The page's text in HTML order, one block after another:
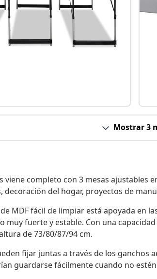
Mostrar 3
viene completo con 3 mesas ajustables
decoración del hogar, proyectos de
MDF fácil de limpiar está apoyada en
muy fuerte y estable. Con una
de 73/80/87/94 cm.
fijar juntas a través de los ganchos
guardarse fácilmente cuando no